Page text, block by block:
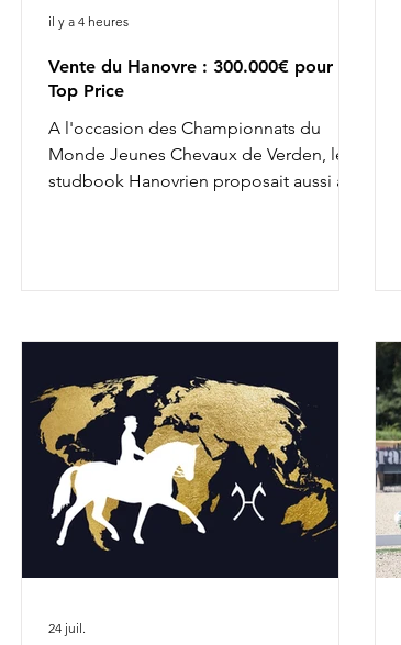
Vente du Hanovre : 300.000€ pour le
Top Price
A l'occasion des Championnats du
Monde Jeunes Chevaux de Verden, le
studbook Hanovrien proposait aussi à la
l'évènement. Le Top Price revenait à
Donnerhall I de 4 ans qui atteignait
majeures, on peut relever Salvador
d'Amour : ce fils de Secret et For Dance
de 4 ans était échangé pour 175.000€.
il y a 4 heures
24 juil.